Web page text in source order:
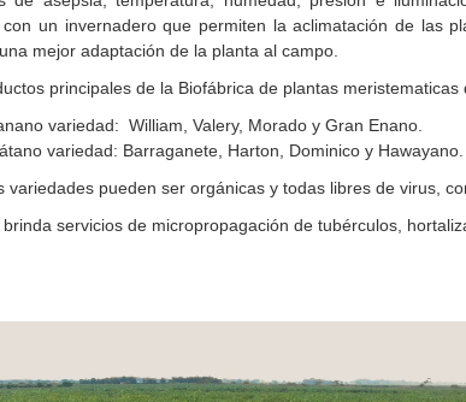
con un invernadero que permiten la aclimatación de las
mejor adaptación de la planta al campo.
principales de la Biofábrica de plantas meristematicas
variedad: William, Valery, Morado y Gran Enano.
variedad: Barraganete, Harton, Dominico y Hawayano.
variedades pueden ser orgánicas y todas libres de virus,
servicios de micropropagación de tubérculos,